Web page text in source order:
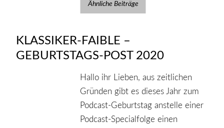
Ähnliche Beiträge
KLASSIKER-FAIBLE –
GEBURTSTAGS-POST 2020
Hallo ihr Lieben, aus zeitlichen
Gründen gibt es dieses Jahr zum
Podcast-Geburtstag anstelle einer
Podcast-Specialfolge einen